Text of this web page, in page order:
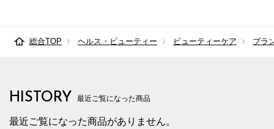
総合TOP ヘルス・ビューティー ビューティーケア ブラ
HISTORY 最近ご覧になった商品
最近ご覧になった商品がありません。